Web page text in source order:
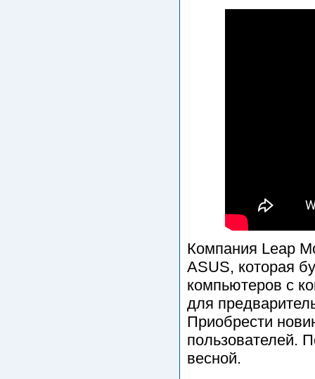
Компания Leap
ASUS, которая
компьютеров с
для
Приобрести
пользователей.
весной.